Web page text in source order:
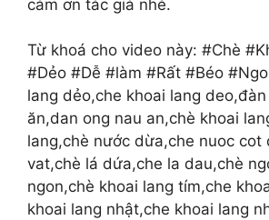
cám ơn tác giả nhé.
Từ khoá cho video này: #Chè
#Dẻo #Dễ #làm #Rất #Béo
lang dẻo,che khoai lang
ăn,dan ong nau an,chè khoai
lang,chè nước dừa,che nuoc cot
vat,chè lá dứa,che la dau,chè
ngon,chè khoai lang tím,che
khoai lang nhật,che khoai lang